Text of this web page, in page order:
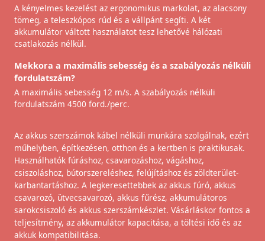
A kényelmes kezelést az ergonomikus markolat, az alacsony
tömeg, a teleszkópos rúd és a vállpánt segíti. A két
akkumulátor váltott használatot tesz lehetővé hálózati
csatlakozás nélkül.
Mekkora a maximális sebesség és a szabályozás nélküli
fordulatszám?
A maximális sebesség 12 m/s. A szabályozás nélküli
fordulatszám 4500 ford./perc.
Az akkus szerszámok kábel nélküli munkára szolgálnak, ezért
műhelyben, építkezésen, otthon és a kertben is praktikusak.
Használhatók fúráshoz, csavarozáshoz, vágáshoz,
csiszoláshoz, bútorszereléshez, felújításhoz és zöldterület-
karbantartáshoz. A legkeresettebbek az akkus fúró, akkus
csavarozó, ütvecsavarozó, akkus fűrész, akkumulátoros
sarokcsiszoló és akkus szerszámkészlet. Vásárláskor fontos a
teljesítmény, az akkumulátor kapacitása, a töltési idő és az
akkuk kompatibilitása.